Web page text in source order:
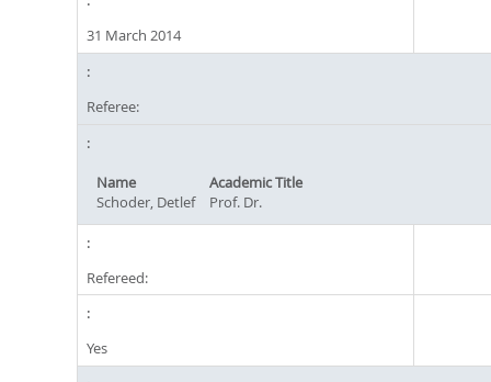
31 March 2014
Referee:
Name
Academic Title
Schoder, Detlef
Prof. Dr.
Refereed:
Yes